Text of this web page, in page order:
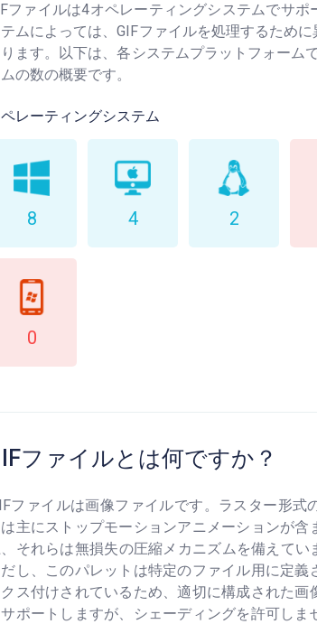
ファイルは4オペレーティングシステムでサ
ムによっては、GIFファイルを処理するため
ます。以下は、各システムプラットフォーム
の数の概要です。
レーティングシステム
8 4 2
0
ファイルとは何ですか？
ファイルは画像ファイルです。ラスター形
主にストップモーションアニメーションが
それらは無損失の圧縮メカニズムを備えてい
し、このパレットは特定のファイル用に定
ス付けされているため、適切に構成された
ポートしますが、シェーディングを許可し